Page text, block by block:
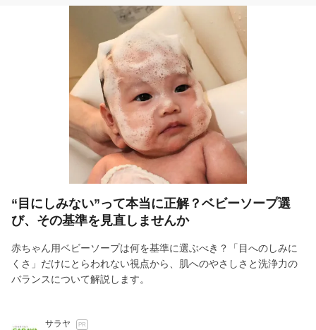
“目にしみない”って本当に正解？ベビーソープ選
び、その基準を見直しませんか
赤ちゃん用ベビーソープは何を基準に選ぶべき？「目へのしみに
くさ」だけにとらわれない視点から、肌へのやさしさと洗浄力の
バランスについて解説します。
サラヤ PR